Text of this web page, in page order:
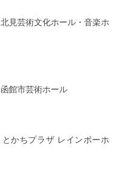
北見芸術文化ホール・音楽ホ
函館市芸術ホール
とかちプラザ レインボーホ